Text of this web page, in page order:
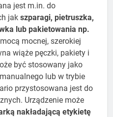
jest m.in. do
jak szparagi, pietruszka,
lub pakietowania np.
mocnej, szerokiej
wiąże pęczki, pakiety i
być stosowany jako
lub w trybie
przystosowana jest do
Urządzenie może
nakładającą etykietę